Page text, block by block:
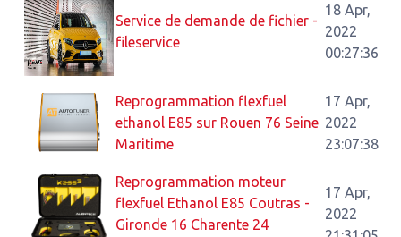
Service de demande de fichier -
fileservice
18 Apr,
2022
00:27:36
Reprogrammation flexfuel
ethanol E85 sur Rouen 76 Seine
Maritime
17 Apr,
2022
23:07:38
Reprogrammation moteur
flexfuel Ethanol E85 Coutras -
Gironde 16 Charente 24
17 Apr,
2022